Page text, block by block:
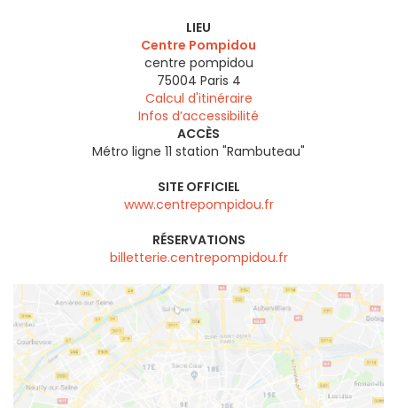
LIEU
Centre Pompidou
centre pompidou
75004 Paris 4
Calcul d'itinéraire
Infos d’accessibilité
ACCÈS
Métro ligne 11 station "Rambuteau"
SITE OFFICIEL
www.centrepompidou.fr
RÉSERVATIONS
billetterie.centrepompidou.fr